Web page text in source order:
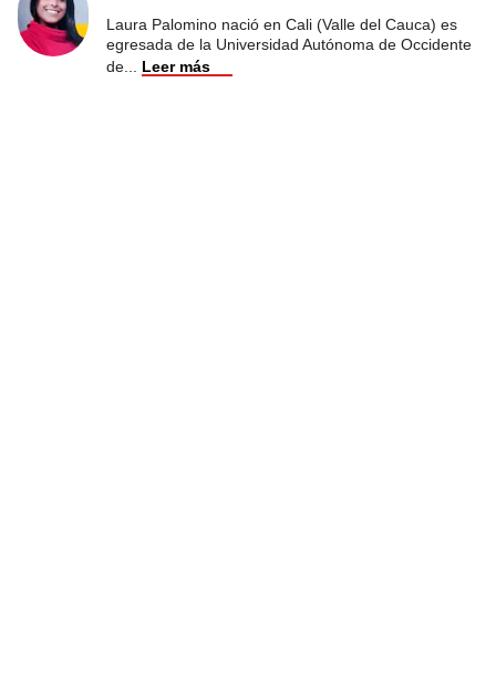
Laura Palomino nació en Cali (Valle del Cauca) es
egresada de la Universidad Autónoma de Occidente
de
Leer más